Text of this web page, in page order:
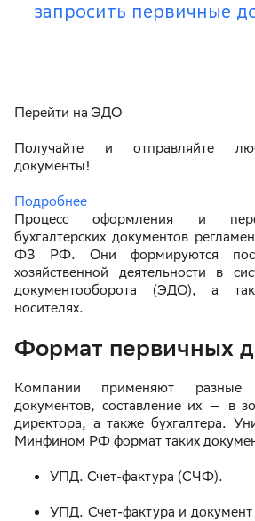
запросить первичные
Перейти на ЭДО
Получайте и отправляйте
документы!
Подробнее
Процесс оформления и
бухгалтерских документов
ФЗ РФ. Они формируются
хозяйственной деятельности в
документооборота (ЭДО), а
носителях.
Формат первичных
Компании применяют разные
документов, составление их — в
директора, а также бухгалтера.
Минфином РФ формат таких
УПД. Счет-фактура (СЧФ).
УПД. Счет-фактура и документ